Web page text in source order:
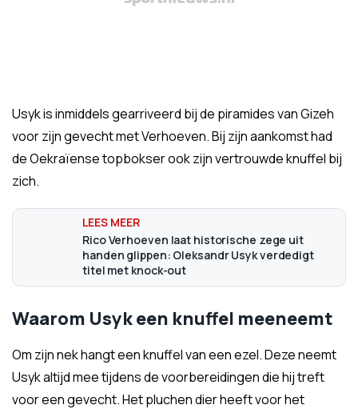
Usyk is inmiddels gearriveerd bij de piramides van Gizeh
voor zijn gevecht met Verhoeven. Bij zijn aankomst had
de Oekraïense topbokser ook zijn vertrouwde knuffel bij
zich.
Rico Verhoeven laat historische zege uit
handen glippen: Oleksandr Usyk verdedigt
titel met knock-out
Waarom Usyk een knuffel meeneemt
Om zijn nek hangt een knuffel van een ezel. Deze neemt
Usyk altijd mee tijdens de voorbereidingen die hij treft
voor een gevecht. Het pluchen dier heeft voor het